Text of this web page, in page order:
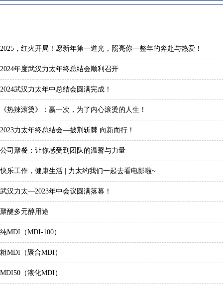
2025，红火开局！愿新年第一道光，照亮你一整年的奔赴与热爱！
2024年度武汉力太年终总结会顺利召开
2024武汉力太年中总结会圆满完成！
《热辣滚烫》：赢一次，为了内心滚烫的人生！
2023力太年终总结会—披荆斩棘 向新而行！
公司聚餐：让你感受到团队的温馨与力量
快乐工作，健康生活 | 力太约我们一起去看电影啦~
武汉力太—2023年中会议圆满落幕！
聚醚多元醇用途
纯MDI（MDI-100）
粗MDI（聚合MDI）
MDI50（液化MDI）